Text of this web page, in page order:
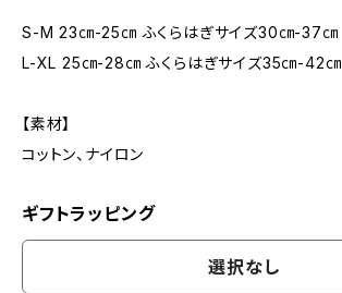
S-M 23㎝-25㎝ ふくらはぎサイズ30㎝-37㎝
L-XL 25㎝-28㎝ ふくらはぎサイズ35㎝-42㎝
【素材】
コットン、ナイロン
ギフトラッピング
選択なし